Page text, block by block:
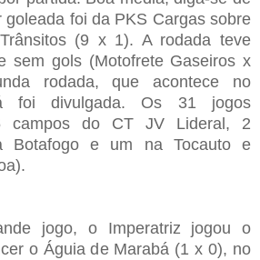
goleada foi da PKS Cargas sobre
(9 x 1). A rodada teve
sem gols (Motofrete Gaseiros x
rodada, que acontece no
foi divulgada. Os 31 jogos
campos do CT JV Lideral, 2
Botafogo e um na Tocauto e
jogo, o Imperatriz jogou o
o Águia de Marabá (1 x 0), no